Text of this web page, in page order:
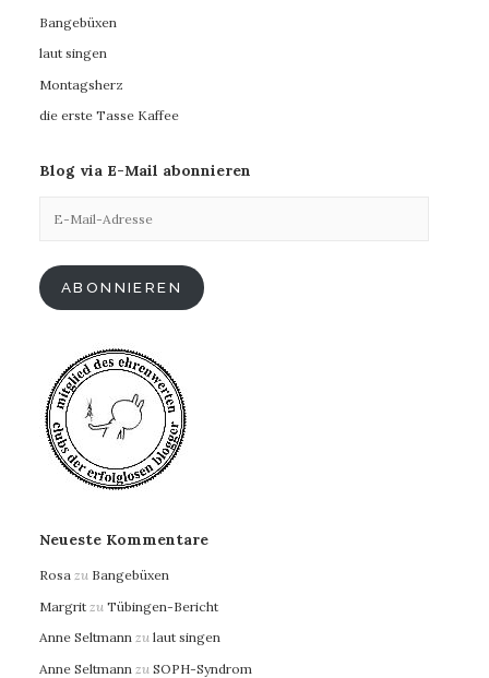
Bangebüxen
laut singen
Montagsherz
die erste Tasse Kaffee
Blog via E-Mail abonnieren
Mail-
ABONNIEREN
Neueste Kommentare
Rosa zu Bangebüxen
Margrit zu Tübingen-Bericht
Anne Seltmann zu laut singen
Anne Seltmann zu SOPH-Syndrom